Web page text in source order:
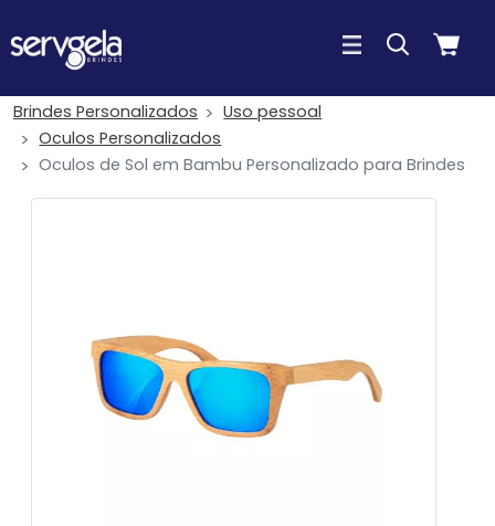
Brindes Personalizados
Uso pessoal
Oculos Personalizados
Oculos de Sol em Bambu Personalizado para Brindes